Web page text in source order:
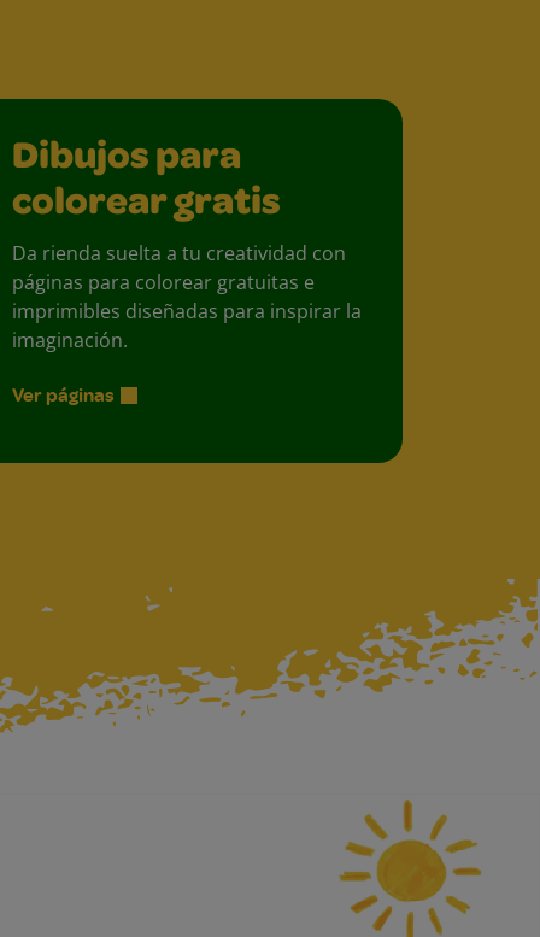
Dibujos para
colorear gratis
Da rienda suelta a tu creatividad con
páginas para colorear gratuitas e
imprimibles diseñadas para inspirar la
imaginación.
Ver páginas